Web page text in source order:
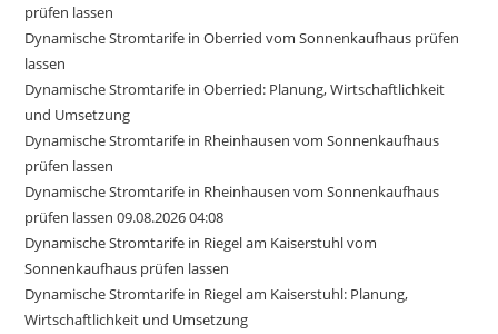
prüfen lassen
Dynamische Stromtarife in Oberried vom Sonnenkaufhaus prüfen
lassen
Dynamische Stromtarife in Oberried: Planung, Wirtschaftlichkeit
und Umsetzung
Dynamische Stromtarife in Rheinhausen vom Sonnenkaufhaus
prüfen lassen
Dynamische Stromtarife in Rheinhausen vom Sonnenkaufhaus
prüfen lassen 09.08.2026 04:08
Dynamische Stromtarife in Riegel am Kaiserstuhl vom
Sonnenkaufhaus prüfen lassen
Dynamische Stromtarife in Riegel am Kaiserstuhl: Planung,
Wirtschaftlichkeit und Umsetzung